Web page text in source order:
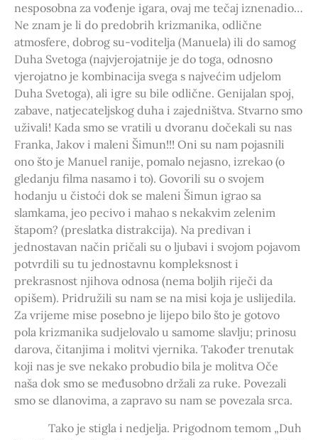
nesposobna za vođenje igara, ovaj me tečaj iznenadio…
Ne znam je li do predobrih krizmanika, odlične
atmosfere, dobrog su-voditelja (Manuela) ili do samog
Duha Svetoga (najvjerojatnije je do toga, odnosno
vjerojatno je kombinacija svega s najvećim udjelom
Duha Svetoga), ali igre su bile odlične. Genijalan spoj,
zabave, natjecateljskog duha i zajedništva. Stvarno smo
uživali! Kada smo se vratili u dvoranu dočekali su nas
Franka, Jakov i maleni Šimun!!! Oni su nam pojasnili
ono što je Manuel ranije, pomalo nejasno, izrekao (o
gledanju filma nasamo i to). Govorili su o svojem
hodanju u čistoći dok se maleni Šimun igrao sa
slamkama, jeo pecivo i mahao s nekakvim zelenim
štapom? (preslatka distrakcija). Na predivan i
jednostavan način pričali su o ljubavi i svojom pojavom
potvrdili su tu jednostavnu kompleksnost i
prekrasnost njihova odnosa (nema boljih riječi da
opišem). Pridružili su nam se na misi koja je uslijedila.
Za vrijeme mise posebno je lijepo bilo što je gotovo
pola krizmanika sudjelovalo u samome slavlju; prinosu
darova, čitanjima i molitvi vjernika. Također trenutak
koji nas je sve nekako probudio bila je molitva Oče
naša dok smo se međusobno držali za ruke. Povezali
smo se dlanovima, a zapravo su nam se povezala srca.
Tako je stigla i nedjelja. Prigodnom temom „Duh